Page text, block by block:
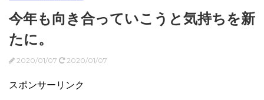
今年も向き合っていこうと気持ちを新
たに。
2020/01/07 2020/01/07
スポンサーリンク